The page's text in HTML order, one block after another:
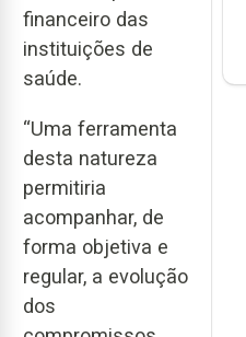
financeiro das
instituições de
saúde.
“Uma ferramenta
desta natureza
permitiria
acompanhar, de
forma objetiva e
regular, a evolução
dos